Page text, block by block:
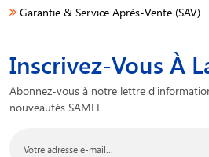
Garantie & Service Après-Vente (SAV)
Inscrivez-Vous À
Abonnez-vous à notre lettre
nouveautés SAMFI